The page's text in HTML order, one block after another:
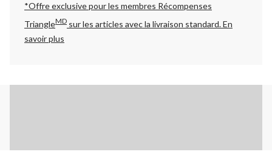
*Offre exclusive pour les membres Récompenses
TriangleMD sur les articles avec la livraison standard.En
savoir plus